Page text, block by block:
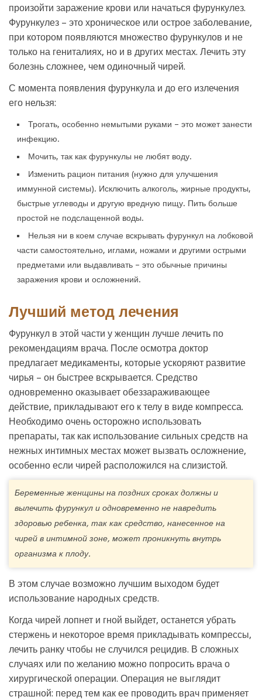
произойти заражение крови или начаться фурункулез.
Фурункулез – это хроническое или острое заболевание,
при котором появляются множество фурункулов и не
только на гениталиях, но и в других местах. Лечить эту
болезнь сложнее, чем одиночный чирей.
С момента появления фурункула и до его излечения
его нельзя:
Трогать, особенно немытыми руками – это может занести
инфекцию.
Мочить, так как фурункулы не любят воду.
Изменить рацион питания (нужно для улучшения
иммунной системы). Исключить алкоголь, жирные продукты,
быстрые углеводы и другую вредную пищу. Пить больше
простой не подслащенной воды.
Нельзя ни в коем случае вскрывать фурункул на лобковой
части самостоятельно, иглами, ножами и другими острыми
предметами или выдавливать – это обычные причины
заражения крови и осложнений.
Лучший метод лечения
Фурункул в этой части у женщин лучше лечить по
рекомендациям врача. После осмотра доктор
предлагает медикаменты, которые ускоряют развитие
чирья – он быстрее вскрывается. Средство
одновременно оказывает обеззараживающее
действие, прикладывают его к телу в виде компресса.
Необходимо очень осторожно использовать
препараты, так как использование сильных средств на
нежных интимных местах может вызвать осложнение,
особенно если чирей расположился на слизистой.
Беременные женщины на поздних сроках должны и
вылечить фурункул и одновременно не навредить
здоровью ребенка, так как средство, нанесенное на
чирей в интимной зоне, может проникнуть внутрь
организма к плоду.
В этом случае возможно лучшим выходом будет
использование народных средств.
Когда чирей лопнет и гной выйдет, останется убрать
стержень и некоторое время прикладывать компрессы,
лечить ранку чтобы не случился рецидив. В сложных
случаях или по желанию можно попросить врача о
хирургической операции. Операция не выглядит
страшной: перед тем как ее проводить врач применяет